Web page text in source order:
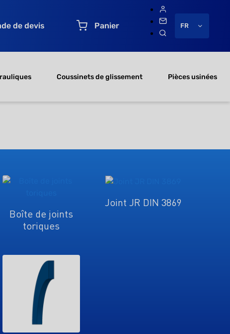
de devis Panier FR
Coussinets de glissement Pièces usinées
Boîte de joints
toriques
Joint JR DIN 3869